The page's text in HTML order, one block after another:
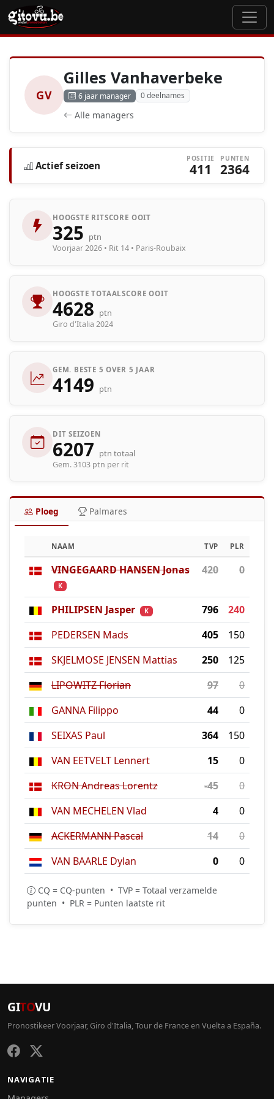
GV
Gilles Vanhaverbeke
6 jaar manager 0 deelnames
Alle managers
Actief seizoen
POSITIE
411
PUNTEN
2364
HOOGSTE RITSCORE OOIT
325 ptn
Voorjaar 2026 • Rit 14 • Paris-Roubaix
HOOGSTE TOTAALSCORE OOIT
4628 ptn
Giro d'Italia 2024
GEM. BESTE 5 OVER 5 JAAR
4149 ptn
DIT SEIZOEN
6207 ptn totaal
Gem. 3103 ptn per rit
Ploeg Palmares
NAAM TVP PLR
VINGEGAARD HANSEN Jonas
K
420 0
PHILIPSEN Jasper K 796
240
PEDERSEN Mads
405
150
SKJELMOSE JENSEN Mattias
250
125
LIPOWITZ Florian
97
0
GANNA Filippo
44
0
SEIXAS Paul
364
150
VAN EETVELT Lennert
15
0
KRON Andreas Lorentz
-45
0
VAN MECHELEN Vlad
4
0
ACKERMANN Pascal
14
0
VAN BAARLE Dylan
0 0
CQ = CQ-punten • TVP = Totaal verzamelde
punten • PLR = Punten laatste rit
GITOVU
Pronostikeer Voorjaar, Giro d'Italia, Tour de France en Vuelta a España.
NAVIGATIE